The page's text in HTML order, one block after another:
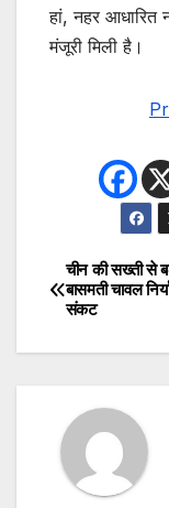
हां, नहर आधारित
मंजूरी मिली है।
Post
चीन की सख्ती से
बासमती चावल
संकट